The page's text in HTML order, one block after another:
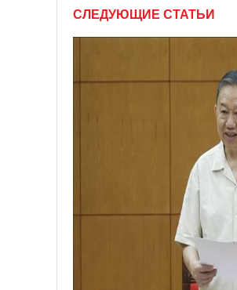
СЛЕДУЮЩИЕ СТАТЬИ